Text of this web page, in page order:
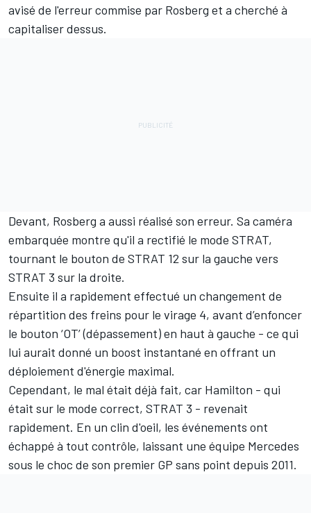
avisé de l'erreur commise par Rosberg et a cherché à
capitaliser dessus.
Devant, Rosberg a aussi réalisé son erreur. Sa caméra
embarquée montre qu'il a rectifié le mode STRAT,
tournant le bouton de STRAT 12 sur la gauche vers
STRAT 3 sur la droite.
Ensuite il a rapidement effectué un changement de
répartition des freins pour le virage 4, avant d’enfoncer
le bouton ‘OT’ (dépassement) en haut à gauche - ce qui
lui aurait donné un boost instantané en offrant un
déploiement d'énergie maximal.
Cependant, le mal était déjà fait, car Hamilton - qui
était sur le mode correct, STRAT 3 - revenait
rapidement. En un clin d'oeil, les événements ont
échappé à tout contrôle, laissant une équipe Mercedes
sous le choc de son premier GP sans point depuis 2011.